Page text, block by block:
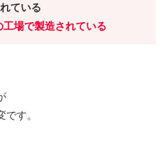
ている
場で製造されている
す。